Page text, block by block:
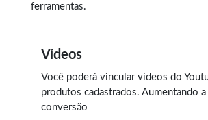
ferramentas.
Vídeos
Você poderá vincular vídeos do
produtos cadastrados. Aumentando a
conversão